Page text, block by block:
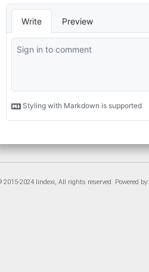
2015-2024 lindexi, All rights reserved. Powered by: